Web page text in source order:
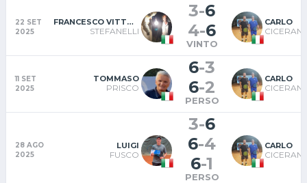
22 SET
2025
FRANCESCO VITTORIO
STEFANELLI
3-6
4-6
VINTO
CARLO
11 SET
2025
TOMMASO
PRISCO
6-3
6-2
PERSO
CARLO
28 AGO
2025
LUIGI
FUSCO
3-6
6-4
6-1
PERSO
CARLO